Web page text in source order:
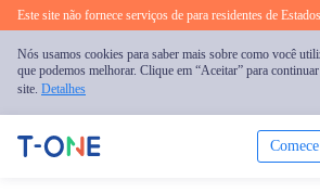
Este site não fornece serviços de para residentes de
Nós usamos cookies para saber mais sobre como você
que podemos melhorar. Clique em “Aceitar” para
site. Detalhes